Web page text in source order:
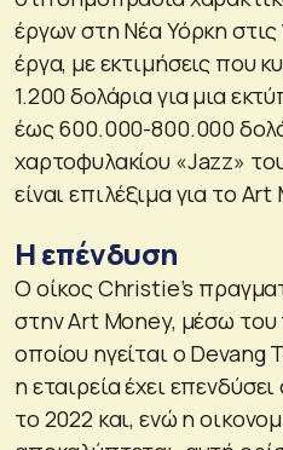
έργων στη Νέα Υόρκη στις
έργα, με εκτιμήσεις που
1.200 δολάρια για μια
έως 600.000-800.000
χαρτοφυλακίου «Jazz»
είναι επιλέξιμα για το Art
Η επένδυση
Ο οίκος Christie’s
στην Art Money, μέσω
οποίου ηγείται ο Devang
η εταιρεία έχει
το 2022 και, ενώ η